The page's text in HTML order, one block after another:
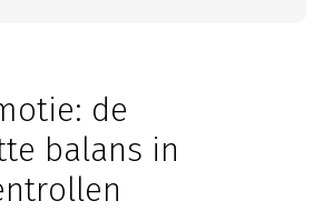
de
balans in